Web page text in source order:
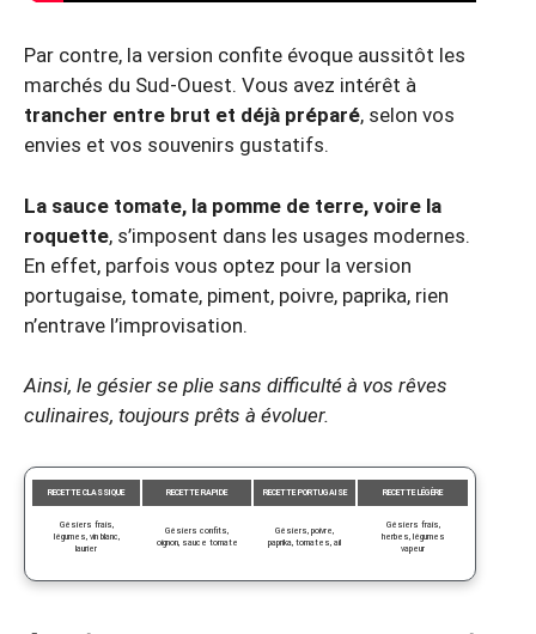
Par contre, la version confite évoque aussitôt les
marchés du Sud-Ouest. Vous avez intérêt à
trancher entre brut et déjà préparé, selon vos
envies et vos souvenirs gustatifs.
La sauce tomate, la pomme de terre, voire la
roquette, s’imposent dans les usages modernes.
En effet, parfois vous optez pour la version
portugaise, tomate, piment, poivre, paprika, rien
n’entrave l’improvisation.
Ainsi, le gésier se plie sans difficulté à vos rêves
culinaires, toujours prêts à évoluer.
RECETTE CLASSIQUE RECETTE RAPIDE RECETTE PORTUGAISE RECETTE LÉGÈRE
Gésiers frais,
légumes, vin blanc,
laurier
Gésiers confits,
oignon, sauce tomate
Gésiers, poivre,
paprika, tomates, ail
Gésiers frais,
herbes, légumes
vapeur